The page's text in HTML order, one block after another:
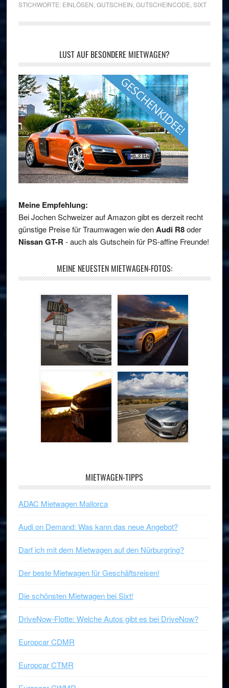
STICHWORTE: EINLÖSEN GUTSCHEIN GUTSCHEINCODE SIXT
LUST AUF BESONDERE MIETWAGEN?
Meine Empfehlung:
Bei Jochen Schweizer auf Amazon gibt es derzeit recht
günstige Preise für Traumwagen wie denAudi R8oder
Nissan GT-R - auch als Gutschein für PS-affine Freunde!
MEINE NEUESTEN MIETWAGEN-FOTOS:
MIETWAGEN-TIPPS
ADAC Mietwagen Mallorca
Audi on Demand: Was kann das neue Angebot?
Darf ich mit dem Mietwagen auf den Nürburgring?
Der beste Mietwagen für Geschäftsreisen!
Die schönsten Mietwagen bei Sixt!
DriveNow-Flotte: Welche Autos gibt es bei DriveNow?
Europcar CDMR
Europcar CTMR